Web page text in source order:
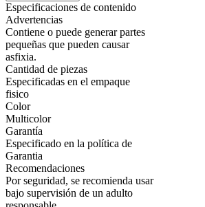
Especificaciones de contenido
Advertencias
Contiene o puede generar partes
pequeñas que pueden causar
asfixia.
Cantidad de piezas
Especificadas en el empaque
fisico
Color
Multicolor
Garantía
Especificado en la política de
Garantia
Recomendaciones
Por seguridad, se recomienda usar
bajo supervisión de un adulto